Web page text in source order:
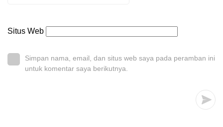
Situs Web
Simpan nama, email, dan situs web saya pada peramban ini
untuk komentar saya berikutnya.